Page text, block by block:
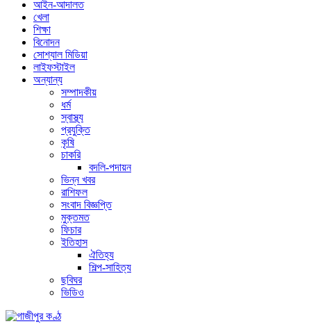
আইন-আদালত
খেলা
শিক্ষা
বিনোদন
সোশ্যাল মিডিয়া
লাইফস্টাইল
অন্যান্য
সম্পাদকীয়
ধর্ম
স্বাস্থ্য
প্রযুক্তি
কৃষি
চাকরি
বদলি-পদায়ন
ভিন্ন খবর
রাশিফল
সংবাদ বিজ্ঞপ্তি
মুক্তমত
ফিচার
ইতিহাস
ঐতিহ্য
শিল্প-সাহিত্য
ছবিঘর
ভিডিও